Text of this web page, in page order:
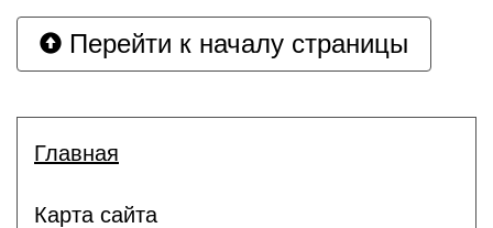
Перейти к началу страницы
Главная
Карта сайта